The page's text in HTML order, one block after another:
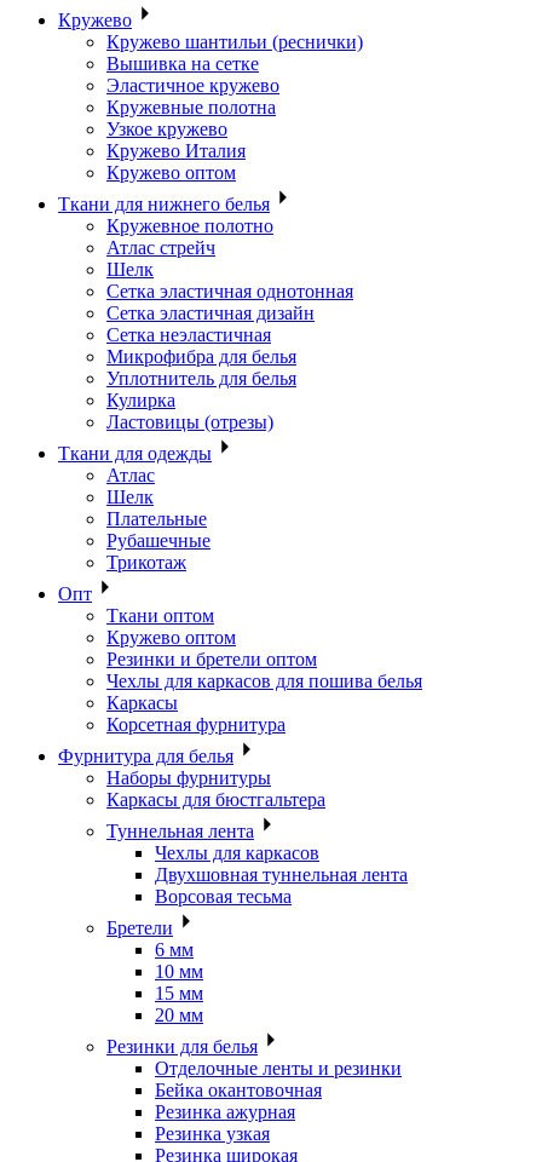
Кружево
Кружево шантильи (реснички)
Вышивка на сетке
Эластичное кружево
Кружевные полотна
Узкое кружево
Кружево Италия
Кружево оптом
Ткани для нижнего белья
Кружевное полотно
Атлас стрейч
Шелк
Сетка эластичная однотонная
Сетка эластичная дизайн
Сетка неэластичная
Микрофибра для белья
Уплотнитель для белья
Кулирка
Ластовицы (отрезы)
Ткани для одежды
Атлас
Шелк
Плательные
Рубашечные
Трикотаж
Опт
Ткани оптом
Кружево оптом
Резинки и бретели оптом
Чехлы для каркасов для пошива белья
Каркасы
Корсетная фурнитура
Фурнитура для белья
Наборы фурнитуры
Каркасы для бюстгальтера
Туннельная лента
Чехлы для каркасов
Двухшовная туннельная лента
Ворсовая тесьма
Бретели
6 мм
10 мм
15 мм
20 мм
Резинки для белья
Отделочные ленты и резинки
Бейка окантовочная
Резинка ажурная
Резинка узкая
Резинка широкая